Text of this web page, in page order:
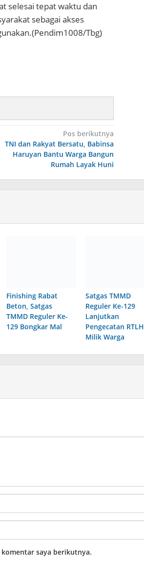
selesai tepat waktu dan
sebagai akses
Tbg)
Pos berikutnya
TNI dan Rakyat Bersatu, Babinsa
Haruyan Bantu Warga Bangun
Rumah Layak Huni
Finishing Rabat
Beton, Satgas
TMMD Reguler Ke-
129 Bongkar Mal
Satgas TMMD
Reguler Ke-129
Lanjutkan
Pengecatan RTLH
Milik Warga
saya berikutnya.